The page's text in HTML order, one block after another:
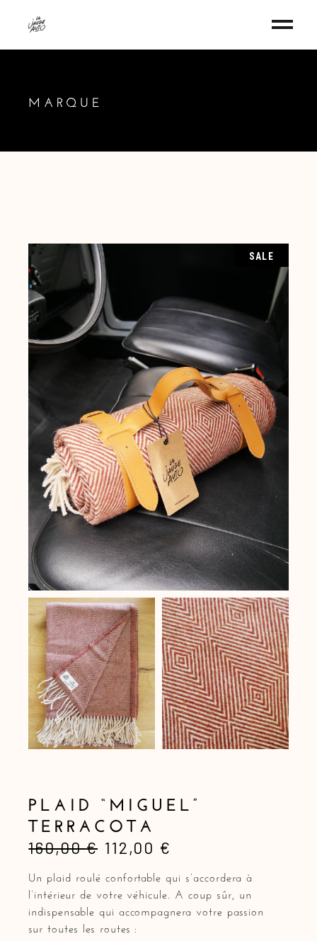
MARQUE
SALE
PLAID “MIGUEL”
TERRACOTA
160,00€
Le
prix
initial
était :
160,00 €.
112,00 €
Le
prix
actuel
est :
112,00 €.
Un plaid roulé confortable qui s’accordera à
l’intérieur de votre véhicule. A coup sûr, un
indispensable qui accompagnera votre passion
sur toutes les routes :